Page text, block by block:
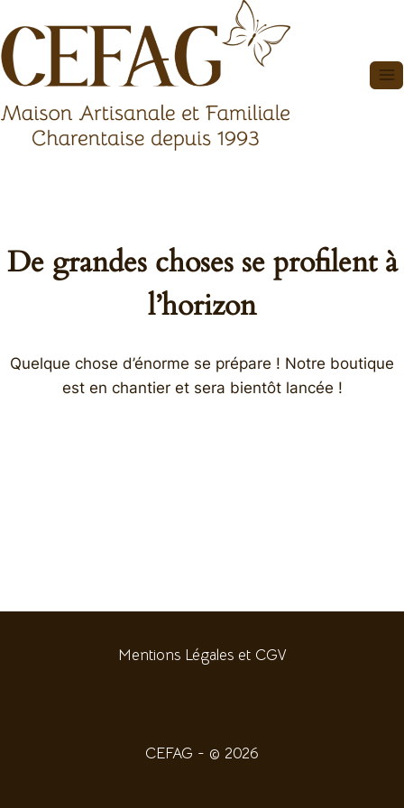
au
contenu
De grandes choses se profilent à
l’horizon
Quelque chose d’énorme se prépare ! Notre boutique
est en chantier et sera bientôt lancée !
Mentions Légales et CGV
CEFAG - © 2026